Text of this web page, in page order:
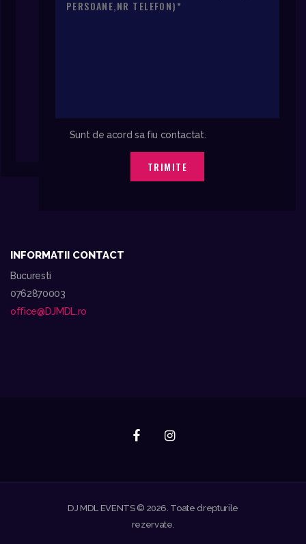
Sunt de acord sa fiu contactat.
INFORMATII CONTACT
Bucuresti
0762870003
office@DJMDL.ro
DJ MDL EVENTS © 2026. Toate drepturile
rezervate.